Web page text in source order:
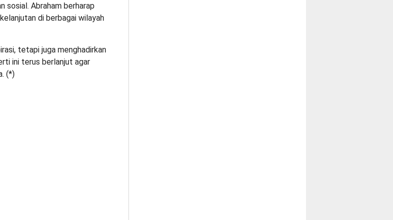
sosial. Abraham berharap
di berbagai wilayah
tetapi juga menghadirkan
ini terus berlanjut agar
(*)